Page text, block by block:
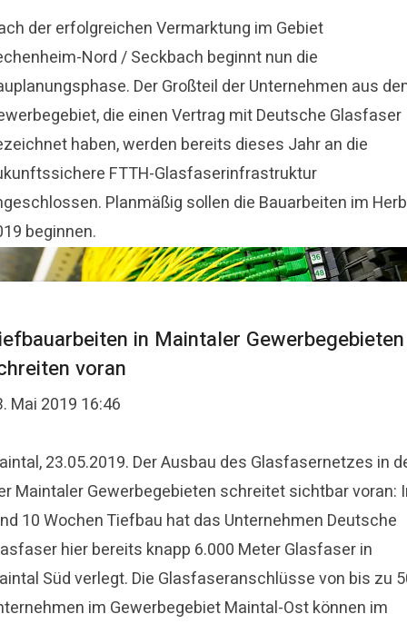
der erfolgreichen Vermarktung im Gebiet
Nord / Seckbach beginnt nun die
Der Großteil der Unternehmen aus
die einen Vertrag mit Deutsche Glasfaser
haben, werden bereits dieses Jahr an die
FTTH-Glasfaserinfrastruktur
Planmäßig sollen die Bauarbeiten im
beginnen.
in Maintaler Gewerbegebieten
voran
Mai 2019 16:46
23.05.2019. Der Ausbau des Glasfasernetzes in
Maintaler Gewerbegebieten schreitet sichtbar voran:
10 Wochen Tiefbau hat das Unternehmen Deutsche
hier bereits knapp 6.000 Meter Glasfaser in
Süd verlegt. Die Glasfaseranschlüsse von bis zu
im Gewerbegebiet Maintal-Ost können im